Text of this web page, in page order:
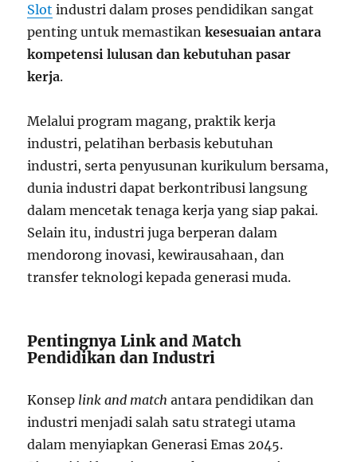
Slot industri dalam proses pendidikan sangat
penting untuk memastikankesesuaian antara
kompetensi lulusan dan kebutuhan pasar
kerja.
Melalui program magang, praktik kerja
industri, pelatihan berbasis kebutuhan
industri, serta penyusunan kurikulum bersama,
dunia industri dapat berkontribusi langsung
dalam mencetak tenaga kerja yang siap pakai.
Selain itu, industri juga berperan dalam
mendorong inovasi, kewirausahaan, dan
transfer teknologi kepada generasi muda.
Pentingnya Link and Match
Pendidikan dan Industri
Konsep link and match antara pendidikan dan
industri menjadi salah satu strategi utama
dalam menyiapkan Generasi Emas 2045.